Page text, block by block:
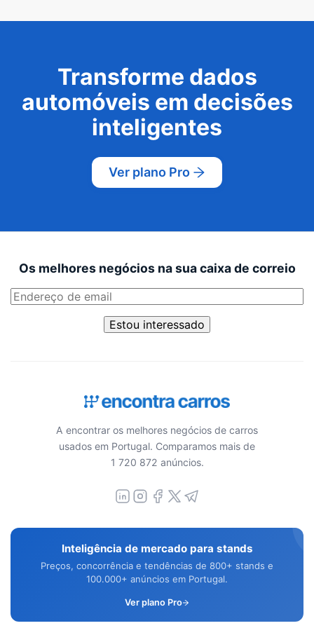
Transforme dados
automóveis em decisões
inteligentes
Ver plano Pro
Os melhores negócios na sua caixa de correio
Estou interessado
A encontrar os melhores negócios de carros
usados em Portugal. Comparamos mais de
1 720 872 anúncios.
Inteligência de mercado para stands
Preços, concorrência e tendências de 800+ stands e
100.000+ anúncios em Portugal.
Ver plano Pro